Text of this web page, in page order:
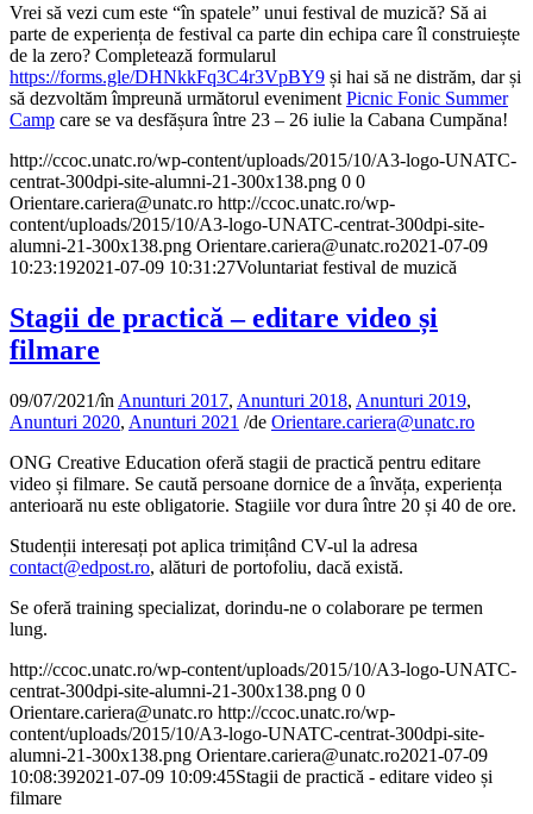
Vrei să vezi cum este “în spatele” unui festival de muzică? Să ai
parte de experiența de festival ca parte din echipa care îl construiește
de la zero? Completează formularul
https://forms.gle/DHNkkFq3C4r3VpBY9 și hai să ne distrăm, dar și
să dezvoltăm împreună următorul eveniment Picnic Fonic Summer
Camp care se va desfășura între 23 – 26 iulie la Cabana Cumpăna!
http://ccoc.unatc.ro/wp-content/uploads/2015/10/A3-logo-UNATC-
centrat-300dpi-site-alumni-21-300x138.png 0 0
Orientare.cariera@unatc.ro http://ccoc.unatc.ro/wp-
content/uploads/2015/10/A3-logo-UNATC-centrat-300dpi-site-
alumni-21-300x138.png Orientare.cariera@unatc.ro2021-07-09
10:23:192021-07-09 10:31:27Voluntariat festival de muzică
Stagii de practică – editare video și
filmare
09/07/2021/în Anunturi 2017, Anunturi 2018, Anunturi 2019,
Anunturi 2020, Anunturi 2021 /de Orientare.cariera@unatc.ro
ONG Creative Education oferă stagii de practică pentru editare
video și filmare. Se caută persoane dornice de a învăța, experiența
anterioară nu este obligatorie. Stagiile vor dura între 20 și 40 de ore.
Studenții interesați pot aplica trimițând CV-ul la adresa
contact@edpost.ro, alături de portofoliu, dacă există.
Se oferă training specializat, dorindu-ne o colaborare pe termen
lung.
http://ccoc.unatc.ro/wp-content/uploads/2015/10/A3-logo-UNATC-
centrat-300dpi-site-alumni-21-300x138.png 0 0
Orientare.cariera@unatc.ro http://ccoc.unatc.ro/wp-
content/uploads/2015/10/A3-logo-UNATC-centrat-300dpi-site-
alumni-21-300x138.png Orientare.cariera@unatc.ro2021-07-09
10:08:392021-07-09 10:09:45Stagii de practică - editare video și
filmare